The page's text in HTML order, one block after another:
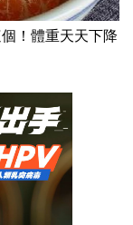
！體重天天下降